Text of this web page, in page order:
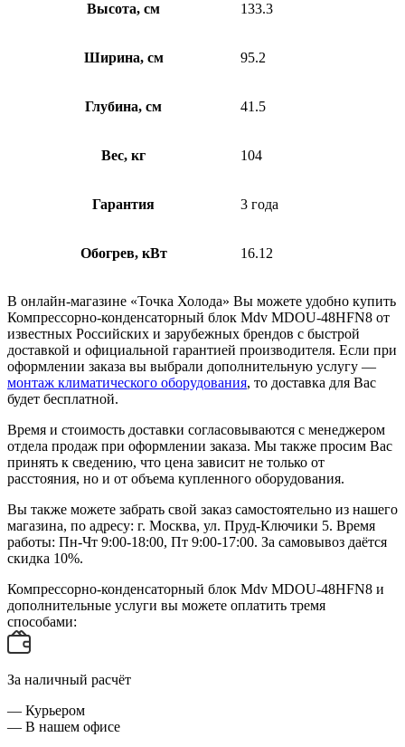
Высота, см 133.3
Ширина, см 95.2
Глубина, см 41.5
Вес, кг 104
Гарантия 3 года
Обогрев, кВт 16.12
В онлайн-магазине «Точка Холода» Вы можете удобно купить
Компрессорно-конденсаторный блок Mdv MDOU-48HFN8 от
известных Российских и зарубежных брендов с быстрой
доставкой и официальной гарантией производителя. Если при
оформлении заказа вы выбрали дополнительную услугу —
монтаж климатического оборудования, то доставка для Вас
будет бесплатной.
Время и стоимость доставки согласовываются с менеджером
отдела продаж при оформлении заказа. Мы также просим Вас
принять к сведению, что цена зависит не только от
расстояния, но и от объема купленного оборудования.
Вы также можете забрать свой заказ самостоятельно из нашего
магазина, по адресу: г. Москва, ул. Пруд-Ключики 5. Время
работы: Пн-Чт 9:00-18:00, Пт 9:00-17:00. За самовывоз даётся
скидка 10%.
Компрессорно-конденсаторный блок Mdv MDOU-48HFN8 и
дополнительные услуги вы можете оплатить тремя
способами:
За наличный расчёт
— Курьером
— В нашем офисе